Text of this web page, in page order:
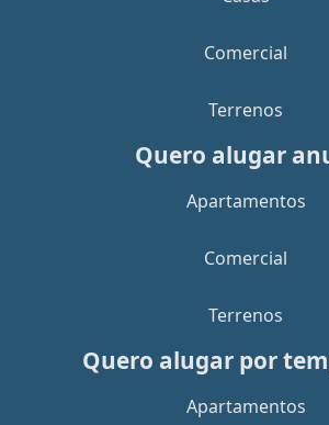
Comercial
Terrenos
Quero alugar
Apartamentos
Comercial
Terrenos
Quero alugar por
Apartamentos